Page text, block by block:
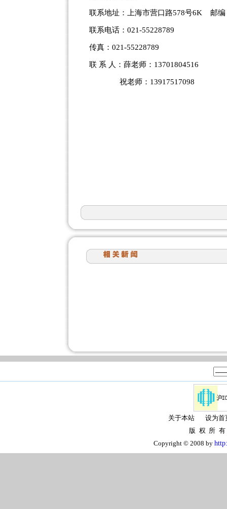
联系地址： 上海市营口路578号6K 邮编
联系电话：021-55228789
传真：021-55228789
联 系 人：薛老师：13701804516
祝老师：13917517098